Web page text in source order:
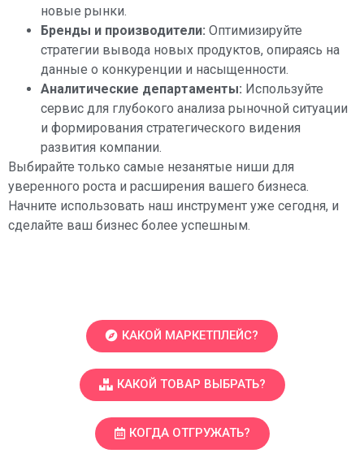
новые рынки.
Бренды и производители: Оптимизируйте
стратегии вывода новых продуктов, опираясь на
данные о конкуренции и насыщенности.
Аналитические департаменты: Используйте
сервис для глубокого анализа рыночной ситуации
и формирования стратегического видения
развития компании.
Выбирайте только самые незанятые ниши для
уверенного роста и расширения вашего бизнеса.
Начните использовать наш инструмент уже сегодня, и
сделайте ваш бизнес более успешным.
КАКОЙ МАРКЕТПЛЕЙС?
КАКОЙ ТОВАР ВЫБРАТЬ?
КОГДА ОТГРУЖАТЬ?